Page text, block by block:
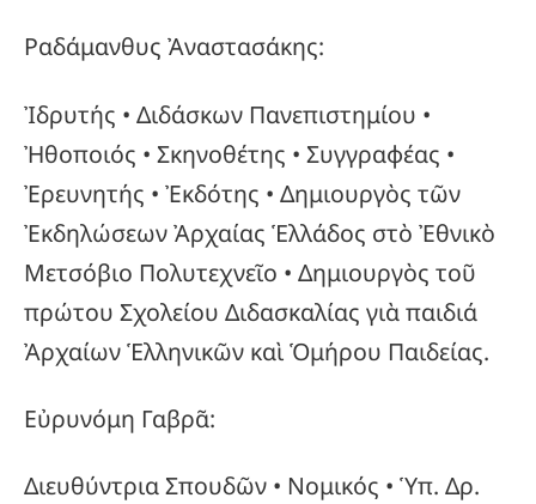
Ραδάμανθυς Ἀναστασάκης:
Ἰδρυτής • Διδάσκων Πανεπιστημίου •
Ἠθοποιός • Σκηνοθέτης • Συγγραφέας •
Ἐρευνητής • Ἐκδότης • Δημιουργὸς τῶν
Ἐκδηλώσεων Ἀρχαίας Ἑλλάδος στὸ Ἐθνικὸ
Μετσόβιο Πολυτεχνεῖο • Δημιουργὸς τοῦ
πρώτου Σχολείου Διδασκαλίας γιὰ παιδιά
Ἀρχαίων Ἑλληνικῶν καὶ Ὁμήρου Παιδείας.
Εὐρυνόμη Γαβρᾶ:
Διευθύντρια Σπουδῶν • Νομικός • Ὑπ. Δρ.